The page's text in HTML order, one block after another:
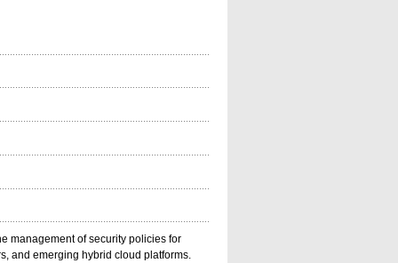
management of security policies for
and emerging hybrid cloud platforms.